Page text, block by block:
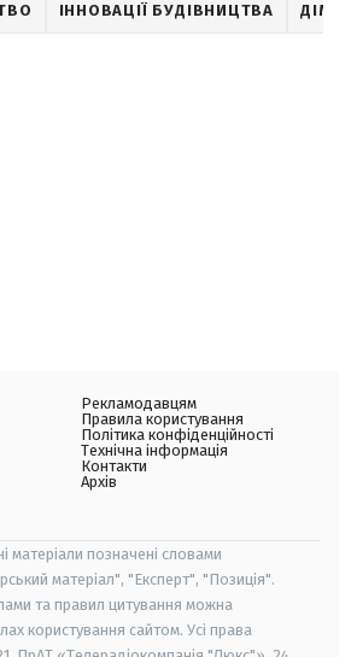
ІННОВАЦІЇ БУДІВНИЦТВА ДІМ
Рекламодавцям
Правила користування
Політика конфіденційності
Технічна інформація
Контакти
Архів
матеріали позначені словами
матеріал", "Експерт", "Позиція".
та правил цитування можна
користування сайтом. Усі права